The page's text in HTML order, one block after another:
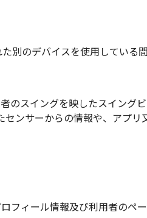
別のデバイスを使用している
のスイングを映したスイング
ンサーからの情報や、アプ
ィール情報及び利用者のペー